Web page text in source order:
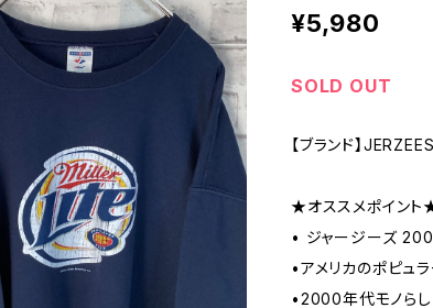
¥5,980
SOLD OUT
【ブランド】JERZEES
★オススメポイント
• ジャージーズ
•アメリカのポピュ
•2000年代モノらし